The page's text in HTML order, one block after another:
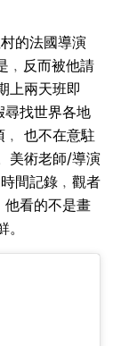
的法國導演
﹐反而被他請
上兩天班即
尋找世界各地
﹐ 也不在意駐
美術老師/導演
間記錄﹐觀者
他看的不是畫